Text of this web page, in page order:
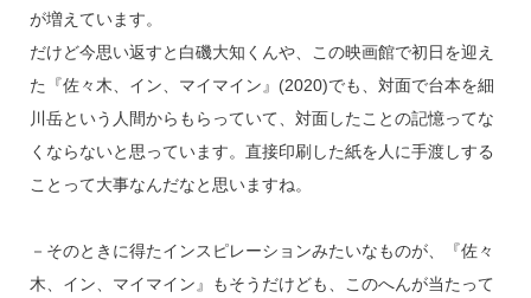
が増えています。
だけど今思い返すと白磯大知くんや、この映画館で初日を迎え
た『佐々木、イン、マイマイン』(2020)でも、対面で台本を細
川岳という人間からもらっていて、対面したことの記憶ってな
くならないと思っています。直接印刷した紙を人に手渡しする
ことって大事なんだなと思いますね。
－そのときに得たインスピレーションみたいなものが、『佐々
木、イン、マイマイン』もそうだけども、このへんが当たって